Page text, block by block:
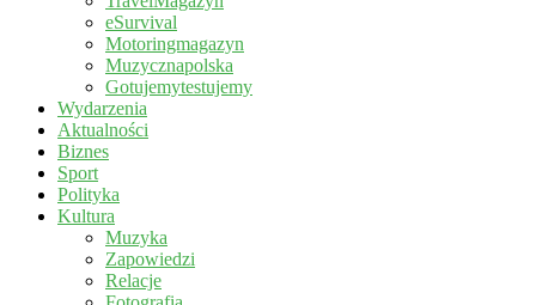
eSurvival
Motoringmagazyn
Muzycznapolska
Gotujemytestujemy
Wydarzenia
Aktualności
Biznes
Sport
Polityka
Kultura
Muzyka
Zapowiedzi
Relacje